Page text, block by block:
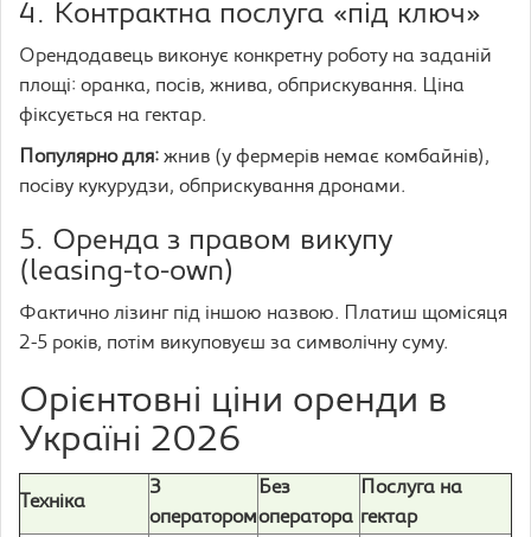
4. Контрактна послуга «під ключ»
Орендодавець виконує конкретну роботу на заданій
площі: оранка, посів, жнива, обприскування. Ціна
фіксується на гектар.
Популярно для: жнив (у фермерів немає комбайнів),
посіву кукурудзи, обприскування дронами.
5. Оренда з правом викупу
(leasing-to-own)
Фактично лізинг під іншою назвою. Платиш щомісяця
2-5 років, потім викуповуєш за символічну суму.
Орієнтовні ціни оренди в
Україні 2026
Техніка
З
оператором
Без
оператора
Послуга на
гектар